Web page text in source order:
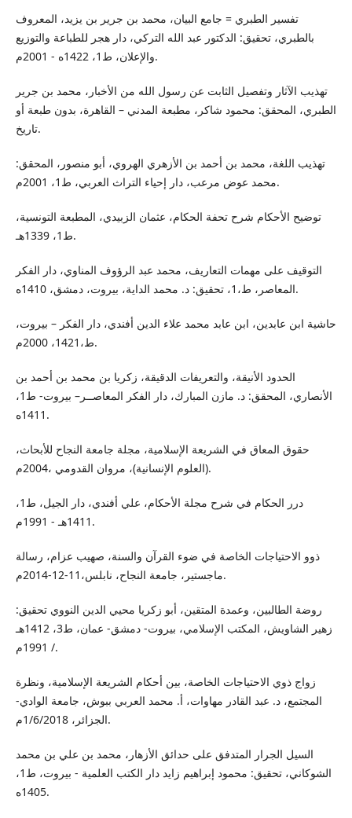
تفسير الطبري = جامع البيان، محمد بن جرير بن يزيد، المعروف
بالطبري، تحقيق: الدكتور عبد الله التركي، دار هجر للطباعة والتوزيع
والإعلان، ط1، 1422ه - 2001م.
تهذيب الآثار وتفصيل الثابت عن رسول الله من الأخبار، محمد بن جرير
الطبري، المحقق: محمود شاكر، مطبعة المدني – القاهرة، بدون طبعة أو
تاريخ.
تهذيب اللغة، محمد بن أحمد بن الأزهري الهروي، أبو منصور، المحقق:
محمد عوض مرعب، دار إحياء التراث العربي، ط1، 2001م.
توضيح الأحكام شرح تحفة الحكام، عثمان الزبيدي، المطبعة التونسية،
ط1، 1339هـ.
التوقيف على مهمات التعاريف، محمد عبد الرؤوف المناوي، دار الفكر
المعاصر، ط،1، تحقيق: د. محمد الداية، بيروت، دمشق، 1410ه.
حاشية ابن عابدين، ابن عابد محمد علاء الدين أفندي، دار الفكر – بيروت،
ط،1421، 2000م.
الحدود الأنيقة، والتعريفات الدقيقة، زكريا بن محمد بن أحمد بن
الأنصاري، المحقق: د. مازن المبارك، دار الفكر المعاصــر– بيروت- ط1،
1411ه.
حقوق المعاق في الشريعة الإسلامية، مجلة جامعة النجاح للأبحاث،
(العلوم الإنسانية)، مروان القدومي ،2004م.
درر الحكام في شرح مجلة الأحكام، علي أفندي، دار الجيل، ط1،
1411هـ - 1991م.
ذوو الاحتياجات الخاصة في ضوء القرآن والسنة، صهيب عزام، رسالة
ماجستير، جامعة النجاح، نابلس،11-12-2014م.
روضة الطالبين، وعمدة المتقين، أبو زكريا محيي الدين النووي تحقيق:
زهير الشاويش، المكتب الإسلامي، بيروت- دمشق- عمان، ط3، 1412هـ
/ 1991م.
زواج ذوي الاحتياجات الخاصة، بين أحكام الشريعة الإسلامية، ونظرة
المجتمع، د. عبد القادر مهاوات، أ. محمد العربي ببوش، جامعة الوادي-
الجزائر، 1/6/2018م.
السيل الجرار المتدفق على حدائق الأزهار، محمد بن علي بن محمد
الشوكاني، تحقيق: محمود إبراهيم زايد دار الكتب العلمية - بيروت، ط1،
1405ه.